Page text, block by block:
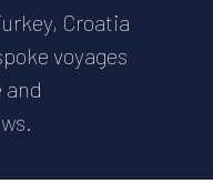
Croatia
voyages